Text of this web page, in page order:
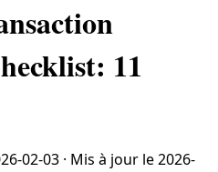
11
02-03 · Mis à jour le2026-